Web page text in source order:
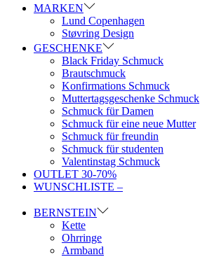
MARKEN
Lund Copenhagen
Støvring Design
GESCHENKE
Black Friday Schmuck
Brautschmuck
Konfirmations Schmuck
Muttertagsgeschenke Schmuck
Schmuck für Damen
Schmuck für eine neue Mutter
Schmuck für freundin
Schmuck für studenten
Valentinstag Schmuck
OUTLET 30-70%
WUNSCHLISTE –
BERNSTEIN
Kette
Ohrringe
Armband